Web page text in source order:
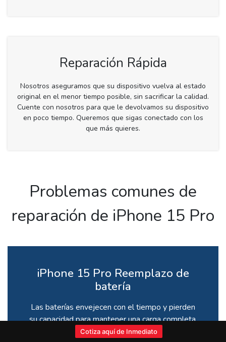
Reparación Rápida
Nosotros aseguramos que su dispositivo vuelva al estado
original en el menor tiempo posible, sin sacrificar la calidad.
Cuente con nosotros para que le devolvamos su dispositivo
en poco tiempo. Queremos que sigas conectado con los
que más quieres.
Problemas comunes de
reparación de iPhone 15 Pro
iPhone 15 Pro Reemplazo de
batería
Las baterías envejecen con el tiempo y pierden
su capacidad para mantener una carga completa.
Podemos reemplazar su batería y restaurar su
Cotiza aquí de Inmediato